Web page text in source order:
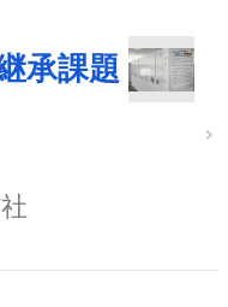
承課題